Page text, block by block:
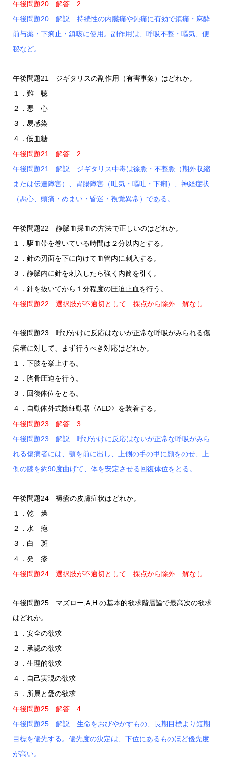
午後問題20 解答 2
午後問題20 解説 持続性の内臓痛や鈍痛に有効で鎮痛・麻酔
前与薬・下痢止・鎮咳に使用。副作用は、呼吸不整・嘔気、便
秘など。
午後問題21 ジギタリスの副作用（有害事象）はどれか。
１．難 聴
２．悪 心
３．易感染
４．低血糖
午後問題21 解答 2
午後問題21 解説 ジギタリス中毒は徐脈・不整脈（期外収縮
または伝達障害）、胃腸障害（吐気・嘔吐・下痢）、神経症状
（悪心、頭痛・めまい・昏迷・視覚異常）である。
午後問題22 静脈血採血の方法で正しいのはどれか。
１．駆血帯を巻いている時間は２分以内とする。
２．針の刃面を下に向けて血管内に刺入する。
３．静脈内に針を刺入したら強く内筒を引く。
４．針を抜いてから１分程度の圧迫止血を行う。
午後問題22 選択肢が不適切として 採点から除外 解なし
午後問題23 呼びかけに反応はないが正常な呼吸がみられる傷
病者に対して、まず行うべき対応はどれか。
１．下肢を挙上する。
２．胸骨圧迫を行う。
３．回復体位をとる。
４．自動体外式除細動器〈AED〉を装着する。
午後問題23 解答 3
午後問題23 解説 呼びかけに反応はないが正常な呼吸がみら
れる傷病者には、顎を前に出し、上側の手の甲に顔をのせ、上
側の膝を約90度曲げて、体を安定させる回復体位をとる。
午後問題24 褥瘡の皮膚症状はどれか。
１．乾 燥
２．水 疱
３．白 斑
４．発 疹
午後問題24 選択肢が不適切として 採点から除外 解なし
午後問題25 マズロー,A,H.の基本的欲求階層論で最高次の欲求
はどれか。
１．安全の欲求
２．承認の欲求
３．生理的欲求
４．自己実現の欲求
５．所属と愛の欲求
午後問題25 解答 4
午後問題25 解説 生命をおびやかすもの、長期目標より短期
目標を優先する。優先度の決定は、下位にあるものほど優先度
が高い。